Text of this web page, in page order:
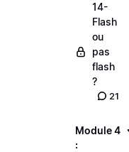
14-
Flash
ou
pas
flash
?
21
Module 4
: